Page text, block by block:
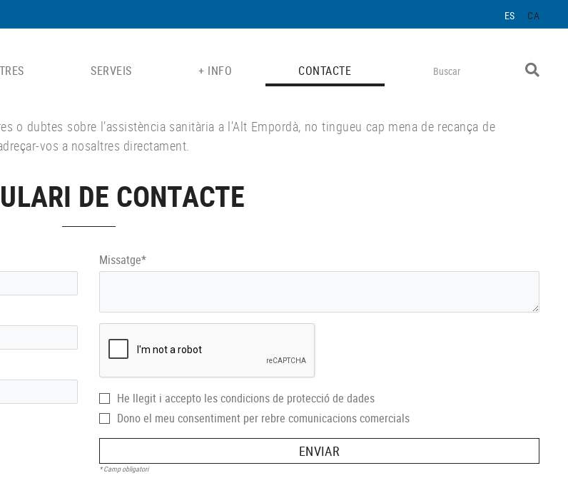
ES CA
SERVEIS + INFO CONTACTE
o dubtes sobre l’assistència sanitària a l’Alt Empordà, no tingueu cap mena de recança de
vos a nosaltres directament.
DE CONTACTE
Missatge*
He llegit i accepto lescondicions de protecció de dades
Dono el meu consentiment per rebre comunicacions comercials
ENVIAR
* Camp obligatori